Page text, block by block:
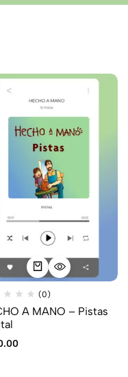
(0)
A MANO – Pistas